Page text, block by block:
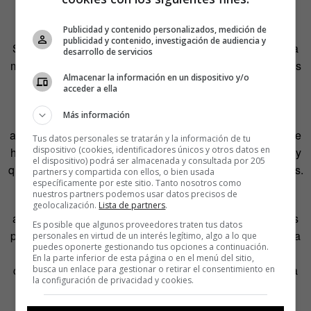
Según el cofundador de la psicología humanista, no había
metodología: sus interpretaciones, dilucidaciones o reflejos
con aclaraciones de lo que decía el cliente, así como
recogidas en ningún manual; aunque con los años su
apellido ha dado nombre a una orientación psicológica que
hoy día es combinada con otras prácticas como la Gestalt y
que se usa para tratamientos de trauma o apego entre otros.
La mirada incondicional al otro, el no juzgar y la
autenticidad de la relación con su cliente son las actitudes
por las que Rogers abogaba. El propósito de su terapia era
escuchar, aceptar y reconocer los sentimientos que el
cliente estaba teniendo en ese preciso momento. Esta era
una de las condiciones suficientes para construir la
personalidad. De hecho, la escucha de Rogers fue
Publicidad y contenido personalizados, medición de
publicidad y contenido, investigación de audiencia y
desarrollo de servicios
Almacenar la información en un dispositivo y/o
acceder a ella
Más información
Tus datos personales se tratarán y la información de tu
dispositivo (cookies, identificadores únicos y otros datos en
el dispositivo) podrá ser almacenada y consultada por 205
partners y compartida con ellos, o bien usada
específicamente por este sitio. Tanto nosotros como
nuestros partners podemos usar datos precisos de
geolocalización. Lista de partners.
Es posible que algunos proveedores traten tus datos
personales en virtud de un interés legítimo, algo a lo que
puedes oponerte gestionando tus opciones a continuación.
En la parte inferior de esta página o en el menú del sitio,
busca un enlace para gestionar o retirar el consentimiento en
la configuración de privacidad y cookies.